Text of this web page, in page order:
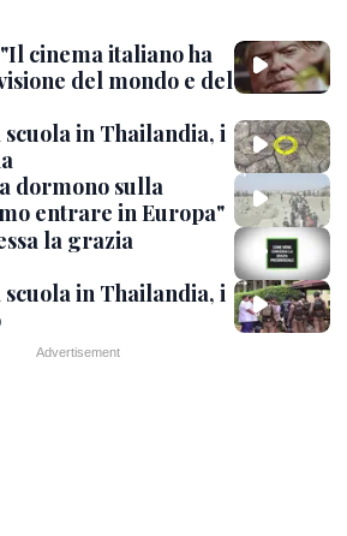
cinema italiano ha
del mondo e del
in Thailandia, i
dormono sulla
entrare in Europa"
la grazia
in Thailandia, i